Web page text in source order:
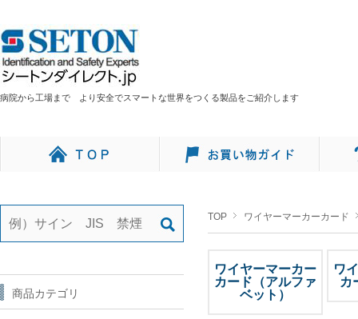
病院から工場まで より安全でスマートな世界をつくる製品をご紹介します
TOP ワイヤーマーカーカード
ワイヤーマーカー
カード（アルファ
ベット）
ワ
カ
商品カテゴリ